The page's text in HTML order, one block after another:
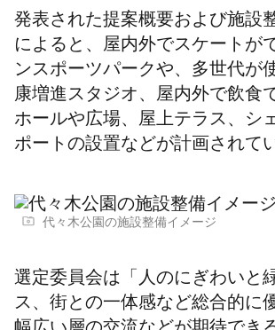
発表された提案概要および施設
によると、屋内外でスケートが
ンスポーツパークや、多世代が
康増進スタジオ、屋内外で飲食
ホールや広場、屋上テラス、シ
ポートの設置などが計画されて
代々木公園の施設整備イメージ
選定委員会は「人のにぎわいと
ス、街との一体感など総合的に